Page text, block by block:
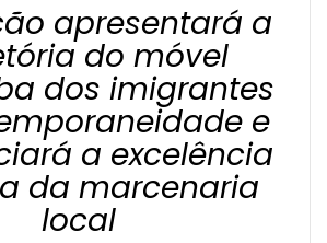
apresentará a
do móvel
dos imigrantes
e
a excelência
da marcenaria
local